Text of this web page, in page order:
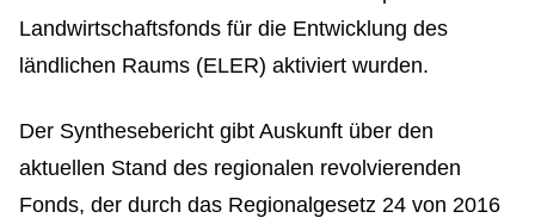
Landwirtschaftsfonds für die Entwicklung des
ländlichen Raums (ELER) aktiviert wurden.
Der Synthesebericht gibt Auskunft über den
aktuellen Stand des regionalen revolvierenden
Fonds, der durch das Regionalgesetz 24 von 2016